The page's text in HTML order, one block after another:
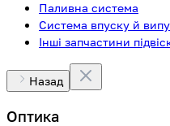
Паливна система
Система впуску й
Інші запчастини
Назад
Оптика